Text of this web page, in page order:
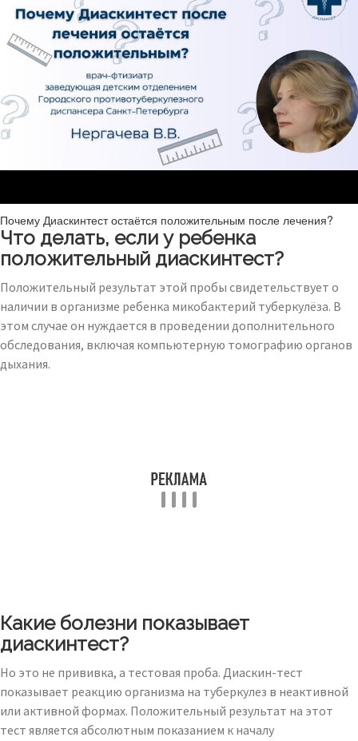
Почему Диаскинтест остаётся положительным после лечения?
Что делать, если у ребенка
положительный диаскинтест?
Положительный результат этой пробы свидетельствует о
наличии в организме ребенка микобактерий туберкулёза. В
этом случае он нуждается в проведении дополнительного
обследования, включая компьютерную томографию органов
дыхания.
Какие болезни показывает
диаскинтест?
Но это не прививка, а тестовая проба. Диаскин-тест
показывает реакцию организма на туберкулез в неактивной
или активной формах. Положительный результат на этот
тест является абсолютным показанием к началу